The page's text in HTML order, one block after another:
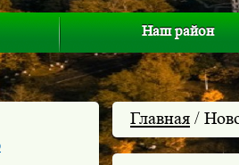
Наш район
Главная /